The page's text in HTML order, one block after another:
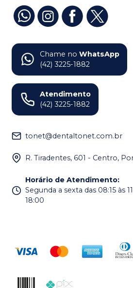
Chame no WhatsApp
(42) 3225-1882
Atendimento
(42) 3225-1882
tonet@dentaltonet.com.br
R. Tiradentes, 601 - Centro,
Horário de Atendimento:
Segunda a sexta das 08:15 às
18:00